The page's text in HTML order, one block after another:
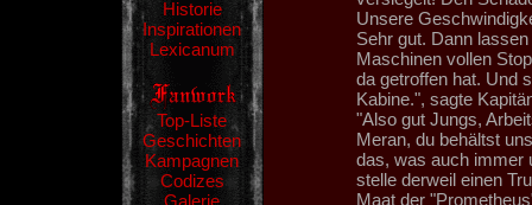
Historie
Inspirationen
Lexicanum
Top-Liste
Geschichten
Kampagnen
Codizes
Galerie
Unsere
Sehr gut. Dann
Maschinen vollen
da getroffen hat. Und
Kabine.", sagte
"Also gut Jungs,
Meran, du behältst
das, was auch immer
stelle derweil einen
Maat der